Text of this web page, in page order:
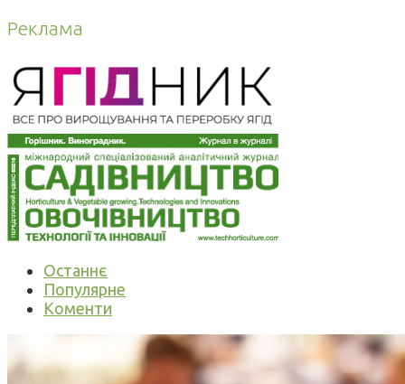
Реклама
Останнє
Популярне
Коменти